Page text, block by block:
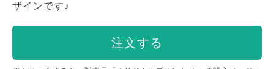
ザインです♪
注文する